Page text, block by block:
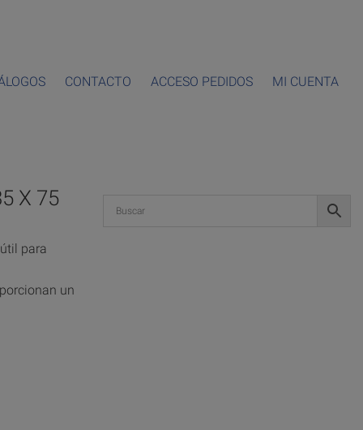
CONTACTO ACCESO PEDIDOS MI CUENTA
X 75
para
un